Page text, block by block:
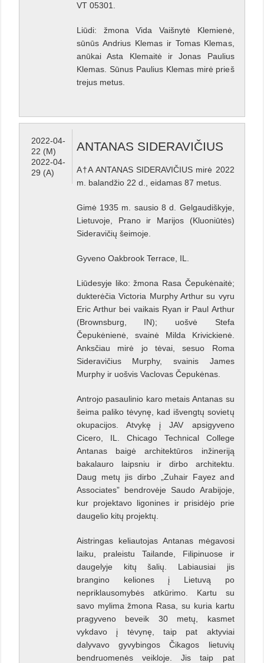
VT 05301.
Liūdi: žmona Vida Vaišnytė Klemienė,
sūnūs Andrius Klemas ir Tomas Klemas,
anūkai Asta Klemaitė ir Jonas Paulius
Klemas. Sūnus Paulius Klemas mirė prieš
trejus metus.
2022-04-
22 (M)
2022-04-
29 (A)
ANTANAS SIDERAVIČIUS
A†A ANTANAS SIDERAVIČIUS mirė 2022
m. balandžio 22 d., eidamas 87 metus.
Gimė 1935 m. sausio 8 d. Gelgaudiškyje,
Lietuvoje, Prano ir Marijos (Kluoniūtės)
Sideravičių šeimoje.
Gyveno Oakbrook Terrace, IL.
Liūdesyje liko: žmona Rasa Čepukėnaitė;
dukterėčia Victoria Murphy Arthur su vyru
Eric Arthur bei vaikais Ryan ir Paul Arthur
(Brownsburg, IN); uošvė Stefa
Čepukėnienė, svainė Milda Krivickienė.
Anksčiau mirė jo tėvai, sesuo Roma
Sideravičius Murphy, svainis James
Murphy ir uošvis Vaclovas Čepukėnas.
Antrojo pasaulinio karo metais Antanas su
šeima paliko tėvynę, kad išvengtų sovietų
okupacijos. Atvykę į JAV apsigyveno
Cicero, IL. Chicago Technical College
Antanas baigė architektūros inžineriją
bakalauro laipsniu ir dirbo architektu.
Daug metų jis dirbo „Zuhair Fayez and
Associates” bendrovėje Saudo Arabijoje,
kur projektavo ligonines ir prisidėjo prie
daugelio kitų projektų.
Aistringas keliautojas Antanas mėgavosi
laiku, praleistu Tailande, Filipinuose ir
daugelyje kitų šalių. Labiausiai jis
brangino keliones į Lietuvą po
nepriklausomybės atkūrimo. Kartu su
savo mylima žmona Rasa, su kuria kartu
pragyveno beveik 30 metų, kasmet
vykdavo į tėvynę, taip pat aktyviai
dalyvavo gyvybingos Čikagos lietuvių
bendruomenės veikloje. Jis taip pat